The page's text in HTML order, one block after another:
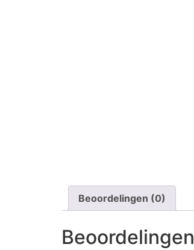
Beoordelingen (0)
Beoordelingen